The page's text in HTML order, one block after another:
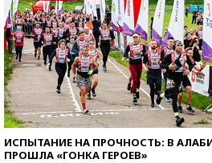
ИСПЫТАНИЕ НА ПРОЧНОСТЬ: В
ПРОШЛА «ГОНКА ГЕРОЕВ»